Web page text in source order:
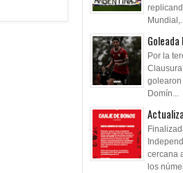
Mundial,...
Por la
golearon
Domín...
cercana
los